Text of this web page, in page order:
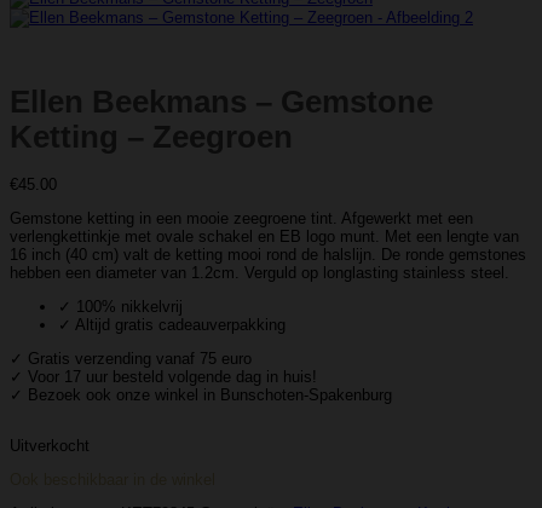
Ellen Beekmans – Gemstone
Ketting – Zeegroen
€45.00
Gemstone ketting in een mooie zeegroene tint. Afgewerkt met een
verlengkettinkje met ovale schakel en EB logo munt. Met een lengte van
16 inch (40 cm) valt de ketting mooi rond de halslijn. De ronde gemstones
hebben een diameter van 1.2cm. Verguld op longlasting stainless steel.
✓ 100% nikkelvrij
✓ Altijd gratis cadeauverpakking
✓ Gratis verzending vanaf 75 euro
✓ Voor 17 uur besteld volgende dag in huis!
✓ Bezoek ook onze winkel in Bunschoten-Spakenburg
Uitverkocht